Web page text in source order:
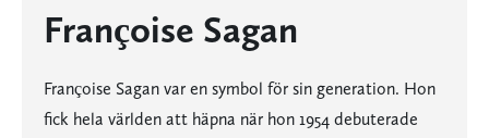
Françoise Sagan
Françoise Sagan var en symbol för sin generation. Hon
fick hela världen att häpna när hon 1954 debuterade